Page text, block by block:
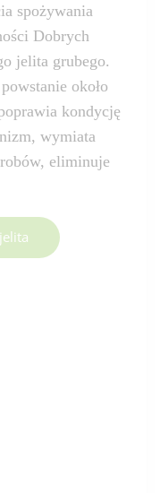
spożywania
Dobrych
jelita grubego.
około
kondycję
wymiata
eliminuje